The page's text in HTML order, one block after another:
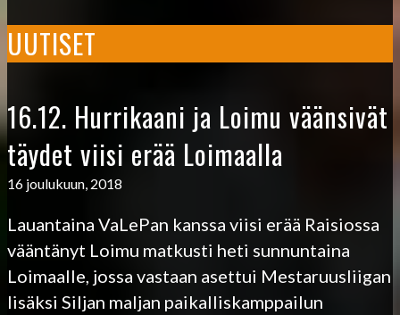
UUTISET
16.12. Hurrikaani ja Loimu väänsivät
täydet viisi erää Loimaalla
16 joulukuun, 2018
Lauantaina VaLePan kanssa viisi erää Raisiossa
vääntänyt Loimu matkusti heti sunnuntaina
Loimaalle, jossa vastaan asettui Mestaruusliigan
lisäksi Siljan maljan paikalliskamppailun